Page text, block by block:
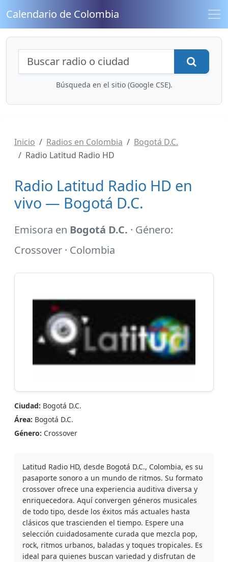
Calendario de Colombia
Búsqueda de radios y contenidos
Búsqueda en el sitio (Google CSE).
Inicio Radios en Colombia
Bogotá D.C.
Radio Latitud Radio HD
Radio Latitud Radio HD en
vivo — Bogotá D.C.
Emisora en Bogotá D.C. · Género:
Crossover · Colombia
Ciudad: Bogotá D.C.
Área: Bogotá D.C.
Género: Crossover
Latitud Radio HD, desde Bogotá D.C., Colombia, es su
pasaporte sonoro a un mundo de ritmos. Su formato
crossover ofrece una experiencia auditiva diversa y
enriquecedora. Aquí convergen géneros musicales
de todo tipo, desde los éxitos más actuales hasta
clásicos que trascienden el tiempo. Espere una
selección cuidadosamente curada que mezcla pop,
rock, ritmos urbanos, baladas y toques tropicales. Es
ideal para quienes buscan variedad y disfrutan de